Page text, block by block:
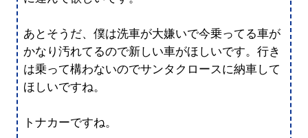
あとそうだ、僕は洗車が大嫌いで今乗ってる車が
かなり汚れてるので新しい車がほしいです。行き
は乗って構わないのでサンタクロースに納車して
ほしいですね。
トナカーですね。